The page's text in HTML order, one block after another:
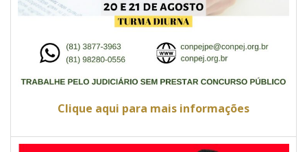
Clique aqui para mais informações